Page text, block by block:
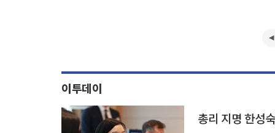
이투데이